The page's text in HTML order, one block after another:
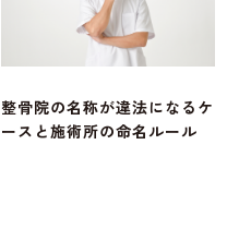
整骨院の名称が違法になるケ
ースと施術所の命名ルール